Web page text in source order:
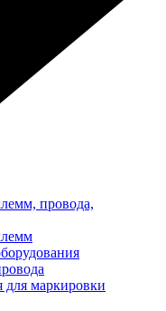
провода,
для маркировки